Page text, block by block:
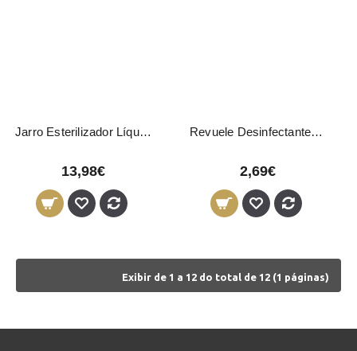
Jarro Esterilizador Líquido 600ml
13,98€
Revuele Desinfectante de Mãos 100ml
2,69€
Exibir de 1 a 12 do total de 12 (1 páginas)